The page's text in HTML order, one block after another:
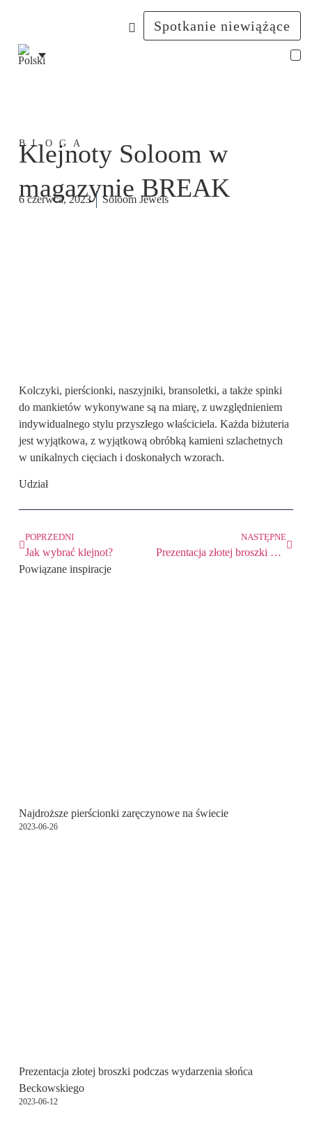
Spotkanie niewiążące
BLOGA
Klejnoty Soloom w
magazynie BREAK
6 czerwca, 2023 Soloom Jewels
Kolczyki, pierścionki, naszyjniki, bransoletki, a także spinki
do mankietów wykonywane są na miarę, z uwzględnieniem
indywidualnego stylu przyszłego właściciela. Każda biżuteria
jest wyjątkowa, z wyjątkową obróbką kamieni szlachetnych
w unikalnych cięciach i doskonałych wzorach.
Udział
POPRZEDNI
Jak wybrać klejnot?
NASTĘPNE
Prezentacja złotej broszki podczas wydarzenia słońca Beckowskiego
Powiązane inspiracje
Najdroższe pierścionki zaręczynowe na świecie
2023-06-26
Prezentacja złotej broszki podczas wydarzenia słońca
Beckowskiego
2023-06-12